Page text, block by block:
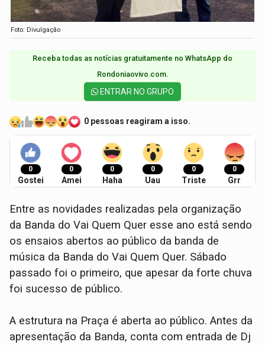
Foto: Divulgação
Receba todas as notícias gratuitamente no WhatsApp do
Rondoniaovivo.com.​
ENTRAR NO GRUPO
0 pessoas reagiram a isso.
0
Gostei
0
Amei
0
Haha
0
Uau
0
Triste
0
Grr
Entre as novidades realizadas pela organização
da Banda do Vai Quem Quer esse ano está sendo
os ensaios abertos ao público da banda de
música da Banda do Vai Quem Quer. Sábado
passado foi o primeiro, que apesar da forte chuva
foi sucesso de público.
A estrutura na Praça é aberta ao público. Antes da
apresentação da Banda, conta com entrada de Dj